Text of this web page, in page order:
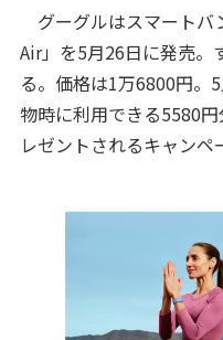
グーグルはスマート
Air」を5月26日に発売。
る。価格は1万6800円。
物時に利用できる5580
レゼントされるキャンペ